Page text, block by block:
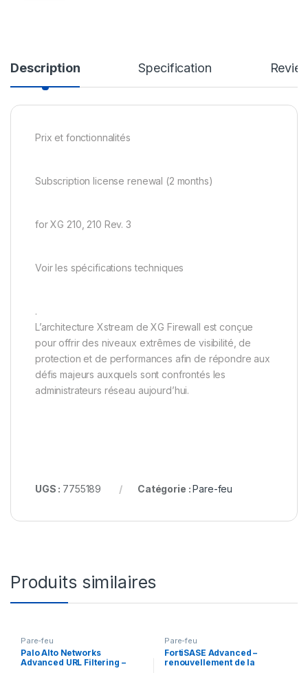
Description Specification
Prix et fonctionnalités
Subscription license renewal (2 months)
for XG 210, 210 Rev. 3
Voir les spécifications techniques
.
L’architecture Xstream de XG Firewall est conçue
pour offrir des niveaux extrêmes de visibilité, de
protection et de performances afin de répondre aux
défis majeurs auxquels sont confrontés les
administrateurs réseau aujourd’hui.
UGS : 7755189 Catégorie :Pare-feu
Produits similaires
Pare-feu
Palo Alto Networks
Advanced URL Filtering –
Pare-feu
FortiSASE Advanced –
renouvellement de la